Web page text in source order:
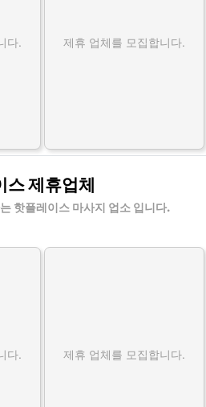
다. 제휴 업체를 모집합니다.
스 제휴업체
핫플레이스 마사지 업소 입니다.
다. 제휴 업체를 모집합니다.